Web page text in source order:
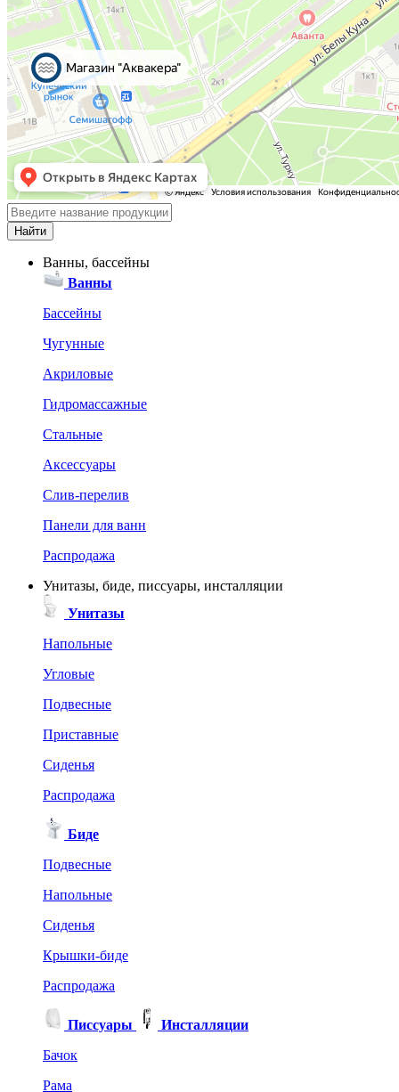
Ванны, бассейны
Ванны
Бассейны
Чугунные
Акриловые
Гидромассажные
Стальные
Аксессуары
Слив-перелив
Панели для ванн
Распродажа
Унитазы, биде, писсуары, инсталляции
Унитазы
Напольные
Угловые
Подвесные
Приставные
Сиденья
Распродажа
Биде
Подвесные
Напольные
Сиденья
Крышки-биде
Распродажа
Писсуары
Инсталляции
Бачок
Рама